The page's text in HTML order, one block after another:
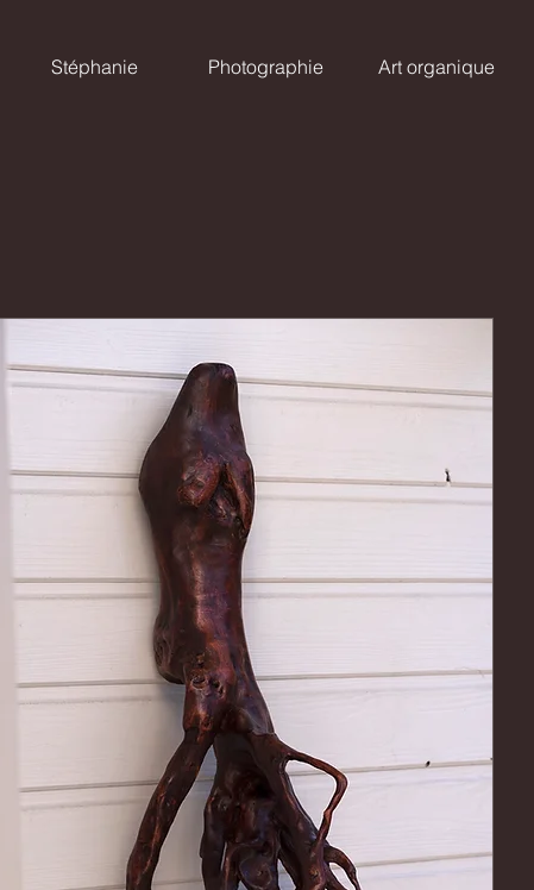
Stéphanie Photographie Art organique